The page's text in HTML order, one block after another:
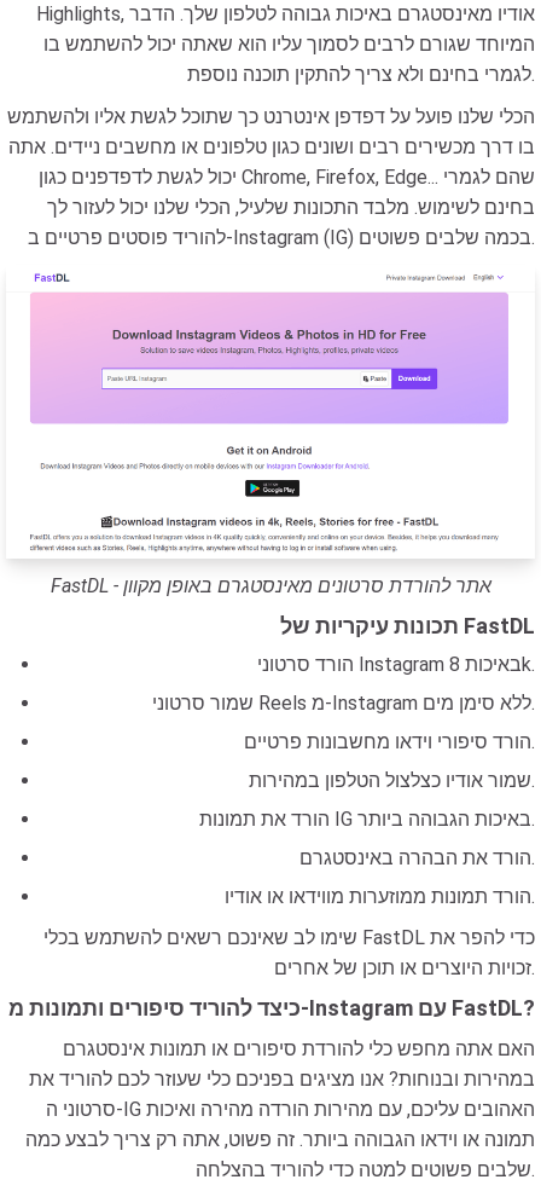
Highlights, אודיו מאינסטגרם באיכות גבוהה לטלפון שלך. הדבר
המיוחד שגורם לרבים לסמוך עליו הוא שאתה יכול להשתמש בו
לגמרי בחינם ולא צריך להתקין תוכנה נוספת.
הכלי שלנו פועל על דפדפן אינטרנט כך שתוכל לגשת אליו ולהשתמש
בו דרך מכשירים רבים ושונים כגון טלפונים או מחשבים ניידים. אתה
יכול לגשת לדפדפנים כגון Chrome, Firefox, Edge... שהם לגמרי
בחינם לשימוש. מלבד התכונות שלעיל, הכלי שלנו יכול לעזור לך
להוריד פוסטים פרטיים ב-Instagram (IG) בכמה שלבים פשוטים.
FastDL - אתר להורדת סרטונים מאינסטגרם באופן מקוון
תכונות עיקריות של FastDL
הורד סרטוני Instagram באיכות 8k.
שמור סרטוני Reels מ-Instagram ללא סימן מים.
הורד סיפורי וידאו מחשבונות פרטיים.
שמור אודיו כצלצול הטלפון במהירות.
הורד את תמונות IG באיכות הגבוהה ביותר.
הורד את הבהרה באינסטגרם.
הורד תמונות ממוזערות מווידאו או אודיו.
שימו לב שאינכם רשאים להשתמש בכלי FastDL כדי להפר את
זכויות היוצרים או תוכן של אחרים.
כיצד להוריד סיפורים ותמונות מ-Instagram עם FastDL?
האם אתה מחפש כלי להורדת סיפורים או תמונות אינסטגרם
במהירות ובנוחות? אנו מציגים בפניכם כלי שעוזר לכם להוריד את
סרטוני ה-IG האהובים עליכם, עם מהירות הורדה מהירה ואיכות
תמונה או וידאו הגבוהה ביותר. זה פשוט, אתה רק צריך לבצע כמה
שלבים פשוטים למטה כדי להוריד בהצלחה.